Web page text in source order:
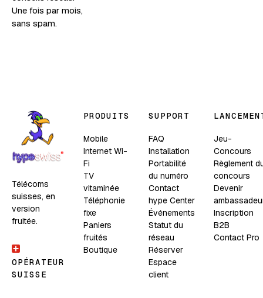
Une fois par mois,
sans spam.
Télécoms
suisses, en
version
fruitée.
OPÉRATEUR
SUISSE
PRODUITS
Mobile
Internet Wi-
Fi
TV
vitaminée
Téléphonie
fixe
Paniers
fruités
Boutique
SUPPORT
FAQ
Installation
Portabilité
du numéro
Contact
hype Center
Événements
Statut du
réseau
Réserver
Espace
client
Jeu-
Concours
Règlement
concours
Devenir
Inscription
B2B
Contact Pro